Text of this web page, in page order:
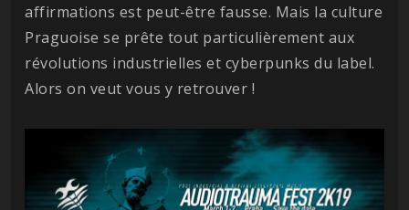
affirmations est peut-être fausse. Mais la culture
Praguoise se prête tout particulièrement aux
révolutions industrielles et cyberpunks du label.
Alors on veut vous y retrouver !